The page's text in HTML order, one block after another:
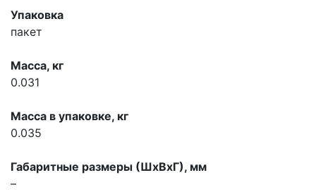
Упаковка
пакет
Масса, кг
0.031
Масса в упаковке, кг
0.035
Габаритные размеры (ШхВхГ), мм
–